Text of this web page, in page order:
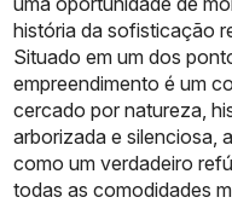
história da sofisticação
Situado em um dos
empreendimento é um
cercado por natureza,
arborizada e silenciosa, a
como um verdadeiro
todas as comodidades